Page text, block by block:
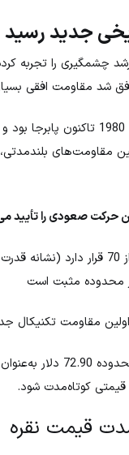
جدید رسید
38 دلار را بشکند، روندی پارابولیک و
مقاومت‌های بلندمدتی،
حرکت صعودی را تأیید
اولین مقاومت
سطح فیبوناچی
کوتاه‌مدت شود.
قیمت نقره